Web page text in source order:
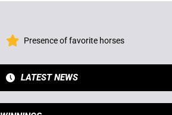
Presence of favorite horses
LATEST NEWS